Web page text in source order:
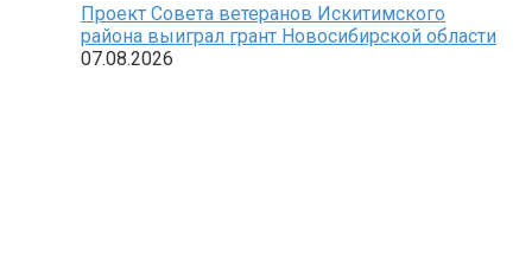
Проект Совета ветеранов Искитимского
района выиграл грант Новосибирской области
07.08.2026